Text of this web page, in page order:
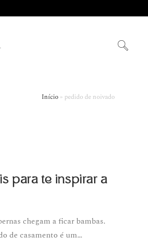
Início» pedido de noivado
para te inspirar a
chegam a ficar bambas.
de casamento é um…